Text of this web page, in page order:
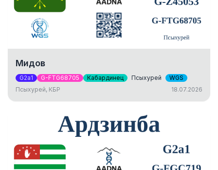
Мидов
G2a1 G-FTG68705 Кабардинец Псыхурей
WGS
Псыхурей, КБР
18.07.2026